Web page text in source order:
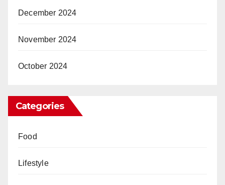
December 2024
November 2024
October 2024
Categories
Food
Lifestyle